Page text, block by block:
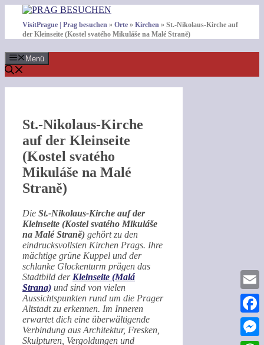
Inhalt
springen
VisitPrague | Prag besuchen » Orte » Kirchen » St.-Nikolaus-Kirche auf
der Kleinseite (Kostel svatého Mikuláše na Malé Straně)
Menü
St.-Nikolaus-Kirche
auf der Kleinseite
(Kostel svatého
Mikuláše na Malé
Straně)
Die St.-Nikolaus-Kirche auf der
Kleinseite (Kostel svatého Mikuláše
na Malé Straně) gehört zu den
eindrucksvollsten Kirchen Prags. Ihre
mächtige grüne Kuppel und der
schlanke Glockenturm prägen das
Stadtbild der Kleinseite (Malá
Strana) und sind von vielen
Aussichtspunkten rund um die Prager
Altstadt zu erkennen. Im Inneren
erwartet dich eine überwältigende
Verbindung aus Architektur, Fresken,
Skulpturen, Vergoldungen und
Email